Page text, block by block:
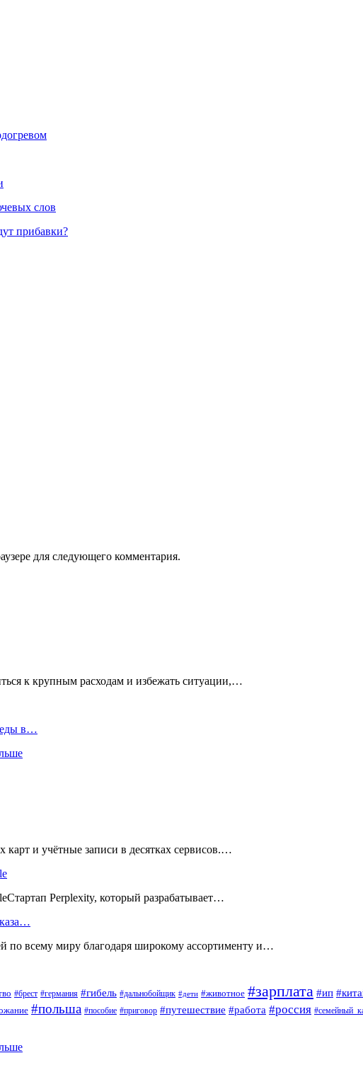
слов
прибавки?
для следующего комментария.
к крупным расходам и избежать ситуации,…
в…
и учётные записи в десятках сервисов.…
Perplexity, который разрабатывает…
всему миру благодаря широкому ассортименту и…
#брест #германия #гибель #дальнобойщик #дети #животное #зарплата #ип
#польша #пособие #приговор #путешествие #работа #россия